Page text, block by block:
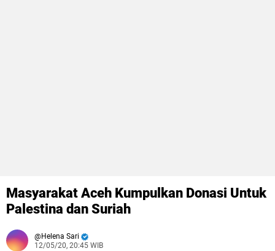
Masyarakat Aceh Kumpulkan Donasi Untuk
Palestina dan Suriah
Helena Sari
12/05/20, 20:45 WIB